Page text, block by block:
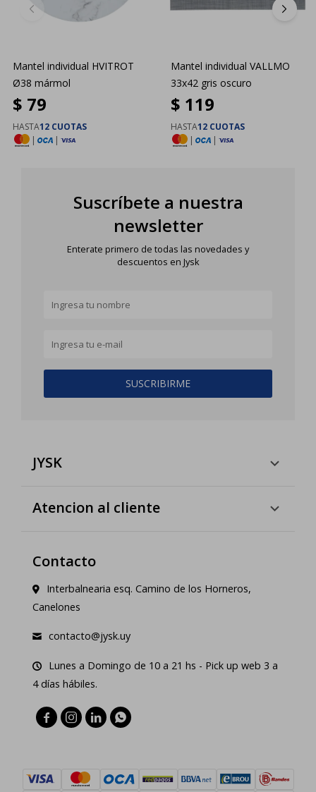
Mantel individual HVITROT
Ø38 mármol
$ 79
HASTA12 CUOTAS
|
|
Mantel individual VALLMO
33x42 gris oscuro
$ 119
HASTA12 CUOTAS
|
|
Suscríbete a nuestra
newsletter
Enterate primero de todas las novedades y
descuentos en Jysk
SUSCRIBIRME
JYSK
Atencion al cliente
Contacto
Interbalnearia esq. Camino de los Horneros,
Canelones
contacto@jysk.uy
Lunes a Domingo de 10 a 21 hs - Pick up web 3 a
4 días hábiles.
   